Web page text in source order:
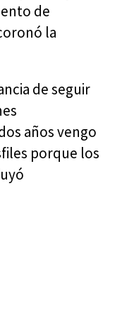
de
la
de seguir
años vengo
porque los